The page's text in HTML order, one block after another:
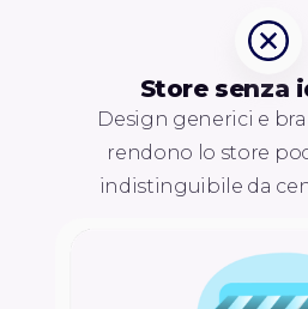
Store senza
Design generici e
rendono lo store
indistinguibile da